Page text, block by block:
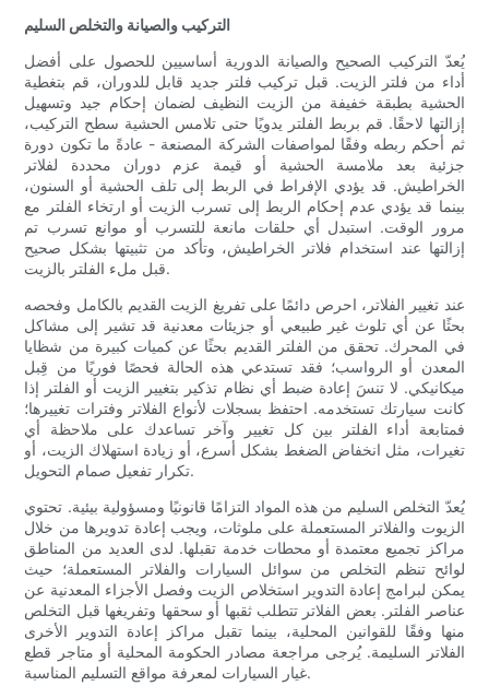
التركيب والصيانة والتخلص السليم
يُعدّ التركيب الصحيح والصيانة الدورية أساسيين للحصول على أفضل
أداء من فلتر الزيت. قبل تركيب فلتر جديد قابل للدوران، قم بتغطية
الحشية بطبقة خفيفة من الزيت النظيف لضمان إحكام جيد وتسهيل
إزالتها لاحقًا. قم بربط الفلتر يدويًا حتى تلامس الحشية سطح التركيب،
ثم أحكم ربطه وفقًا لمواصفات الشركة المصنعة - عادةً ما تكون دورة
جزئية بعد ملامسة الحشية أو قيمة عزم دوران محددة لفلاتر
الخراطيش. قد يؤدي الإفراط في الربط إلى تلف الحشية أو السنون،
بينما قد يؤدي عدم إحكام الربط إلى تسرب الزيت أو ارتخاء الفلتر مع
مرور الوقت. استبدل أي حلقات مانعة للتسرب أو موانع تسرب تم
إزالتها عند استخدام فلاتر الخراطيش، وتأكد من تثبيتها بشكل صحيح
قبل ملء الفلتر بالزيت.
عند تغيير الفلاتر، احرص دائمًا على تفريغ الزيت القديم بالكامل وفحصه
بحثًا عن أي تلوث غير طبيعي أو جزيئات معدنية قد تشير إلى مشاكل
في المحرك. تحقق من الفلتر القديم بحثًا عن كميات كبيرة من شظايا
المعدن أو الرواسب؛ فقد تستدعي هذه الحالة فحصًا فوريًا من قِبل
ميكانيكي. لا تنسَ إعادة ضبط أي نظام تذكير بتغيير الزيت أو الفلتر إذا
كانت سيارتك تستخدمه. احتفظ بسجلات لأنواع الفلاتر وفترات تغييرها؛
فمتابعة أداء الفلتر بين كل تغيير وآخر تساعدك على ملاحظة أي
تغيرات، مثل انخفاض الضغط بشكل أسرع، أو زيادة استهلاك الزيت، أو
تكرار تفعيل صمام التحويل.
يُعدّ التخلص السليم من هذه المواد التزامًا قانونيًا ومسؤولية بيئية. تحتوي
الزيوت والفلاتر المستعملة على ملوثات، ويجب إعادة تدويرها من خلال
مراكز تجميع معتمدة أو محطات خدمة تقبلها. لدى العديد من المناطق
لوائح تنظم التخلص من سوائل السيارات والفلاتر المستعملة؛ حيث
يمكن لبرامج إعادة التدوير استخلاص الزيت وفصل الأجزاء المعدنية عن
عناصر الفلتر. بعض الفلاتر تتطلب ثقبها أو سحقها وتفريغها قبل التخلص
منها وفقًا للقوانين المحلية، بينما تقبل مراكز إعادة التدوير الأخرى
الفلاتر السليمة. يُرجى مراجعة مصادر الحكومة المحلية أو متاجر قطع
غيار السيارات لمعرفة مواقع التسليم المناسبة.